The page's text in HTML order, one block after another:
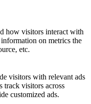
how visitors interact with
on metrics the
etc.
visitors with relevant ads
track visitors across
customized ads.